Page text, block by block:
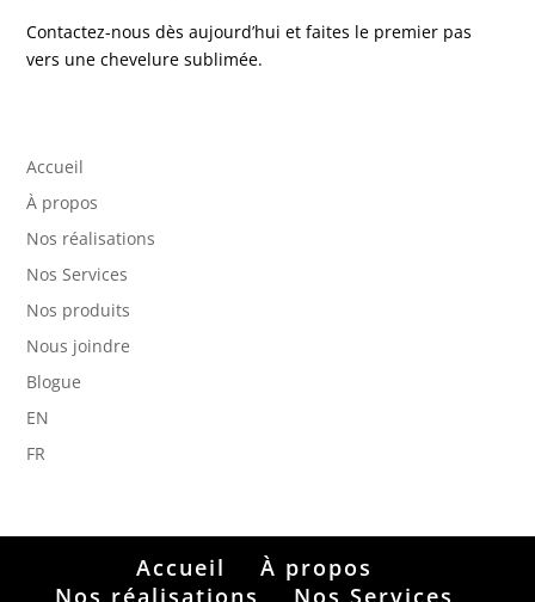
Contactez-nous dès aujourd’hui et faites le premier pas
vers une chevelure sublimée.
Accueil
À propos
Nos réalisations
Nos Services
Nos produits
Nous joindre
Blogue
EN
FR
Accueil
À propos
Nos réalisations
Nos Services